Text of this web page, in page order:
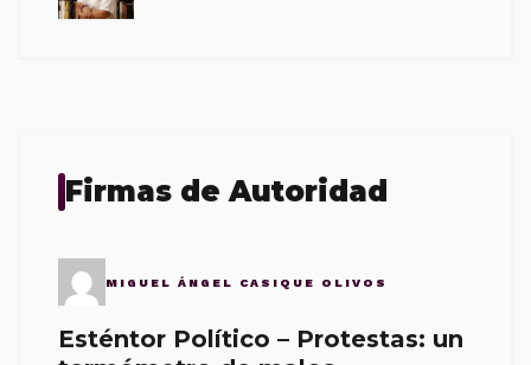
Firmas de Autoridad
MIGUEL ÁNGEL CASIQUE OLIVOS
Esténtor Político – Protestas: un